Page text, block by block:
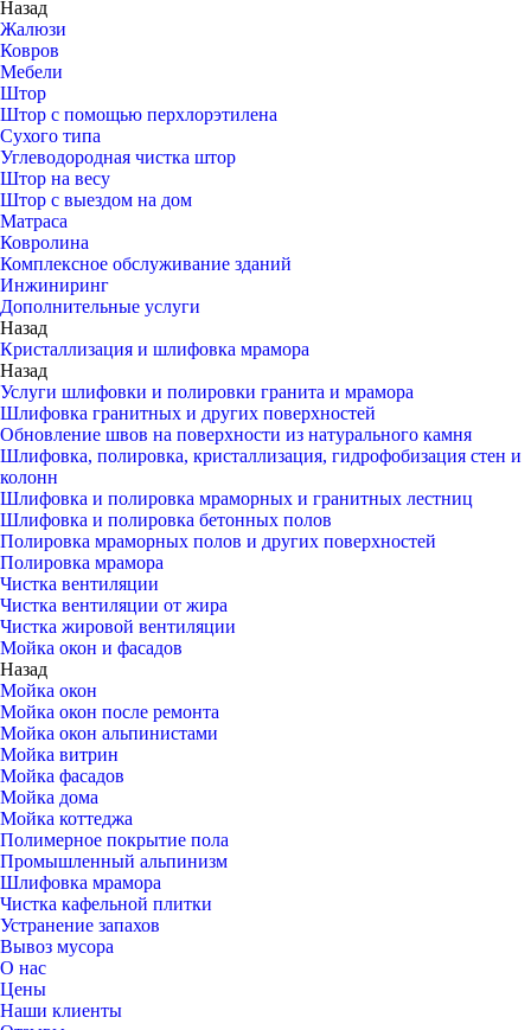
Назад
Жалюзи
Ковров
Мебели
Штор
Штор с помощью перхлорэтилена
Сухого типа
Углеводородная чистка штор
Штор на весу
Штор с выездом на дом
Матраса
Ковролина
Комплексное обслуживание зданий
Инжиниринг
Дополнительные услуги
Назад
Кристаллизация и шлифовка мрамора
Назад
Услуги шлифовки и полировки гранита и мрамора
Шлифовка гранитных и других поверхностей
Обновление швов на поверхности из натурального камня
Шлифовка, полировка, кристаллизация, гидрофобизация стен и
колонн
Шлифовка и полировка мраморных и гранитных лестниц
Шлифовка и полировка бетонных полов
Полировка мраморных полов и других поверхностей
Полировка мрамора
Чистка вентиляции
Чистка вентиляции от жира
Чистка жировой вентиляции
Мойка окон и фасадов
Назад
Мойка окон
Мойка окон после ремонта
Мойка окон альпинистами
Мойка витрин
Мойка фасадов
Мойка дома
Мойка коттеджа
Полимерное покрытие пола
Промышленный альпинизм
Шлифовка мрамора
Чистка кафельной плитки
Устранение запахов
Вывоз мусора
О нас
Цены
Наши клиенты